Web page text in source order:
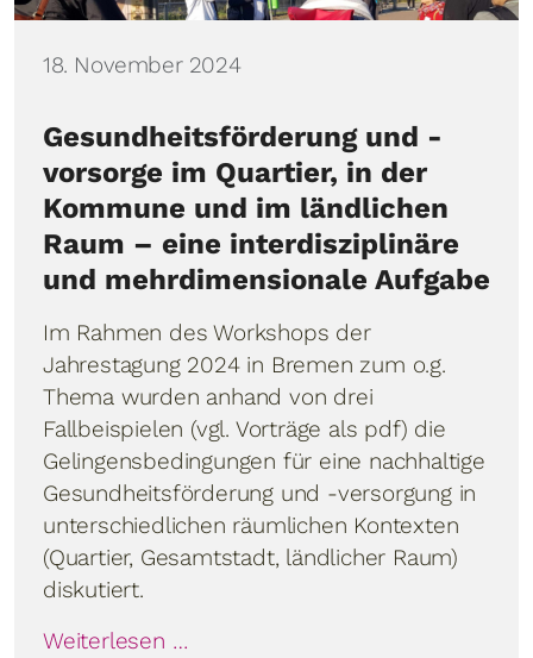
Details
18. November 2024
Gesundheitsförderung und -
vorsorge im Quartier, in der
Kommune und im ländlichen
Raum – eine interdisziplinäre
und mehrdimensionale Aufgabe
Im Rahmen des Workshops der
Jahrestagung 2024 in Bremen zum o.g.
Thema wurden anhand von drei
Fallbeispielen (vgl. Vorträge als pdf) die
Gelingensbedingungen für eine nachhaltige
Gesundheitsförderung und -versorgung in
unterschiedlichen räumlichen Kontexten
(Quartier, Gesamtstadt, ländlicher Raum)
diskutiert.
Weiterlesen …